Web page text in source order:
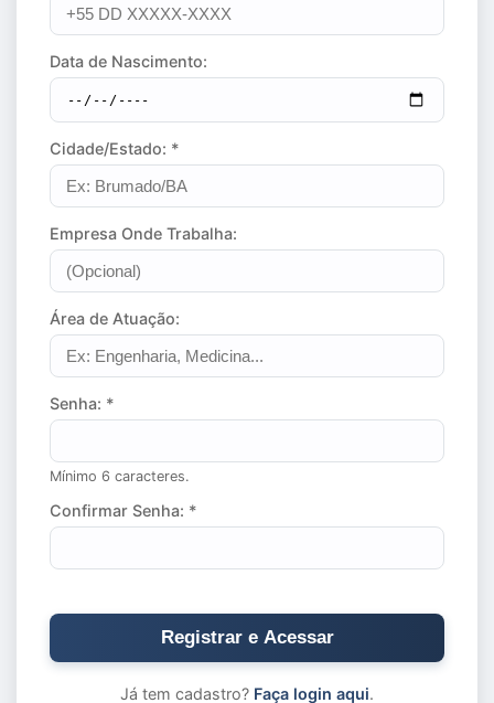
Data de Nascimento:
Cidade/Estado: *
Empresa Onde Trabalha:
Área de Atuação:
Senha: *
Mínimo 6 caracteres.
Confirmar Senha: *
Registrar e Acessar
Já tem cadastro? Faça login aqui.